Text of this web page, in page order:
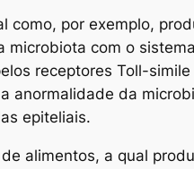
por exemplo,
com o
receptores Toll-
anormalidade da
epiteliais.
alimentos, a qual